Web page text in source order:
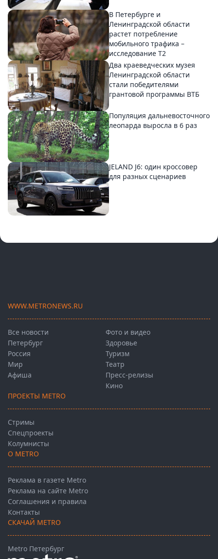
В Петербурге и
Ленинградской области
растет потребление
мобильного трафика –
исследование T2
Два краеведческих музея
Ленинградской области
стали победителями
грантовой программы ВТБ
Популяция дальневосточного
леопарда выросла в 6 раз
JELAND J6: один кроссовер
для разных сценариев
WWW.METRONEWS.RU
Все новости
Петербург
Россия
Мир
Афиша
Фото и видео
Здоровье
Туризм
Театр
Пресс-релизы
Кино
ПРОЕКТЫ METRO
Стримы
Спецпроекты
Колумнисты
О METRO
Реклама в газете Metro
Реклама на сайте Metro
Соглашения и правила
Контакты
СКАЧАЙ METRO
Metro Петербург